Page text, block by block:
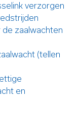
verzorgen
de zaalwachten
(tellen
en